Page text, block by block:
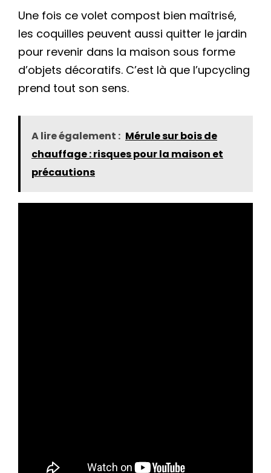
Une fois ce volet compost bien maîtrisé,
les coquilles peuvent aussi quitter le jardin
pour revenir dans la maison sous forme
d’objets décoratifs. C’est là que l’upcycling
prend tout son sens.
A lire également : Mérule sur bois de
chauffage : risques pour la maison et
précautions